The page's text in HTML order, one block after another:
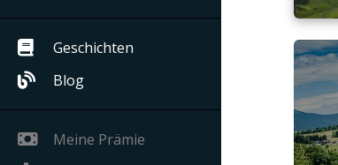
Geschichten
Blog
Meine Prämie